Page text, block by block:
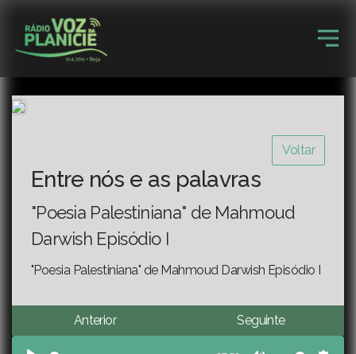
Voltar
Entre nós e as palavras
"Poesia Palestiniana" de Mahmoud
Darwish Episódio I
"Poesia Palestiniana" de Mahmoud Darwish Episódio I
Anterior Seguinte